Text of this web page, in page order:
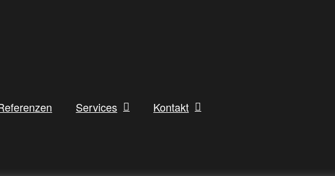
Services Kontakt